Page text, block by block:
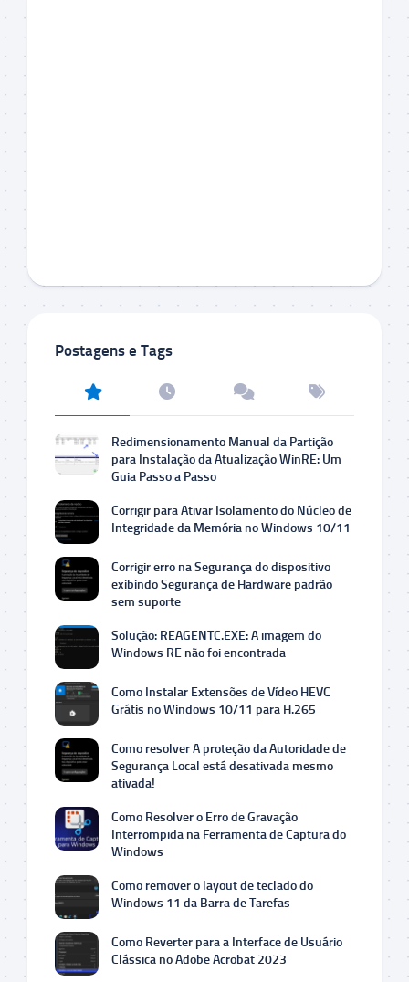
Postagens e Tags
Redimensionamento Manual da Partição
para Instalação da Atualização WinRE: Um
Guia Passo a Passo
Corrigir para Ativar Isolamento do Núcleo de
Integridade da Memória no Windows 10/11
Corrigir erro na Segurança do dispositivo
exibindo Segurança de Hardware padrão
sem suporte
Solução: REAGENTC.EXE: A imagem do
Windows RE não foi encontrada
Como Instalar Extensões de Vídeo HEVC
Grátis no Windows 10/11 para H.265
Como resolver A proteção da Autoridade de
Segurança Local está desativada mesmo
ativada!
Como Resolver o Erro de Gravação
Interrompida na Ferramenta de Captura do
Windows
Como remover o layout de teclado do
Windows 11 da Barra de Tarefas
Como Reverter para a Interface de Usuário
Clássica no Adobe Acrobat 2023